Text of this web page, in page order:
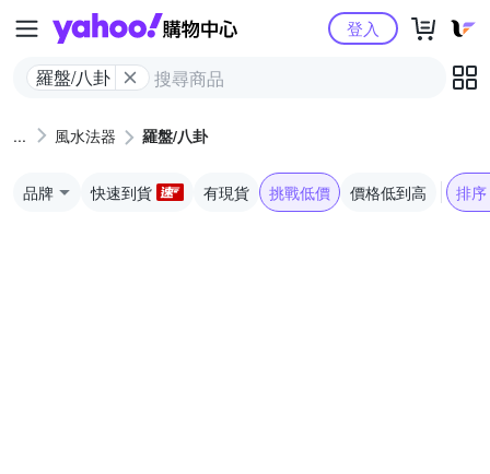
Yahoo購物中心
羅盤/八卦
登入
風水法器 羅盤/八卦
品牌 快速到貨 有現貨 挑戰低價 價格低到高 排序